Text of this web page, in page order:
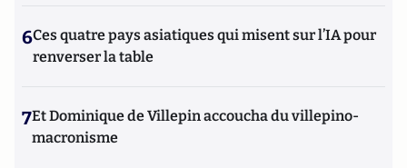
6Ces quatre pays asiatiques qui misent sur l’IA pour
renverser la table
7Et Dominique de Villepin accoucha du villepino-
macronisme